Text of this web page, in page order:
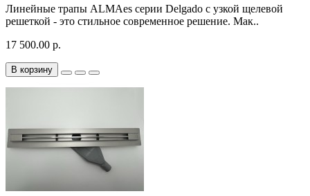
Линейные трапы ALMAes серии Delgado с узкой щелевой
решеткой - это стильное современное решение. Мак..
17 500.00 р.
В корзину